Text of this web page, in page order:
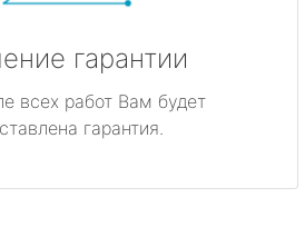
гарантии
всех работ Вам будет
гарантия.